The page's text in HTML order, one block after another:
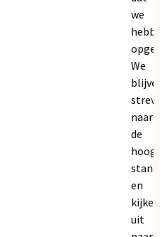
we
We
naar
de
en
kijken
uit